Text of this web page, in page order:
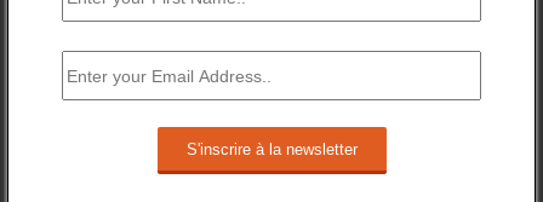
RESTEZ EN CONTACT
sur votre boite mail.